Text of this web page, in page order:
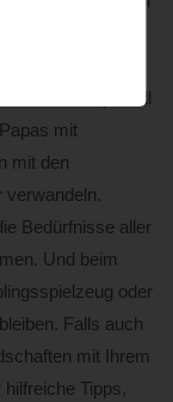
auf dem
Warten auf das
Doch speziell
mit
mit den
verwandeln.
Bedürfnisse aller
Und beim
oder
Falls auch
mit Ihrem
Tipps,